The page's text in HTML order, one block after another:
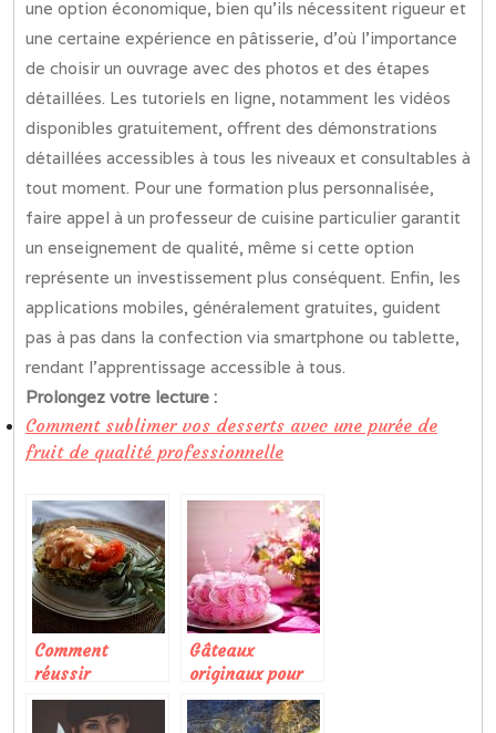
une option économique, bien qu’ils nécessitent rigueur et
une certaine expérience en pâtisserie, d’où l’importance
de choisir un ouvrage avec des photos et des étapes
détaillées. Les tutoriels en ligne, notamment les vidéos
disponibles gratuitement, offrent des démonstrations
détaillées accessibles à tous les niveaux et consultables à
tout moment. Pour une formation plus personnalisée,
faire appel à un professeur de cuisine particulier garantit
un enseignement de qualité, même si cette option
représente un investissement plus conséquent. Enfin, les
applications mobiles, généralement gratuites, guident
pas à pas dans la confection via smartphone ou tablette,
rendant l’apprentissage accessible à tous.
Prolongez votre lecture :
Comment sublimer vos desserts avec une purée de
fruit de qualité professionnelle
Comment
réussir
parfaitement un
plat sucré-salé?
Gâteaux
originaux pour
un anniversaire